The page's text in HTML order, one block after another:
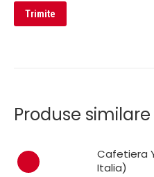
Produse similare
Cafetiera
Italia)